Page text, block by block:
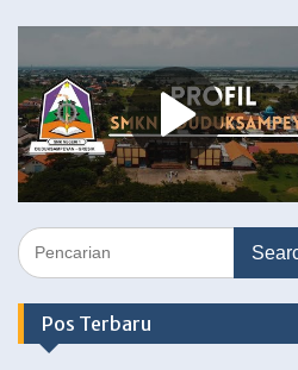
Search
for:
Pos Terbaru